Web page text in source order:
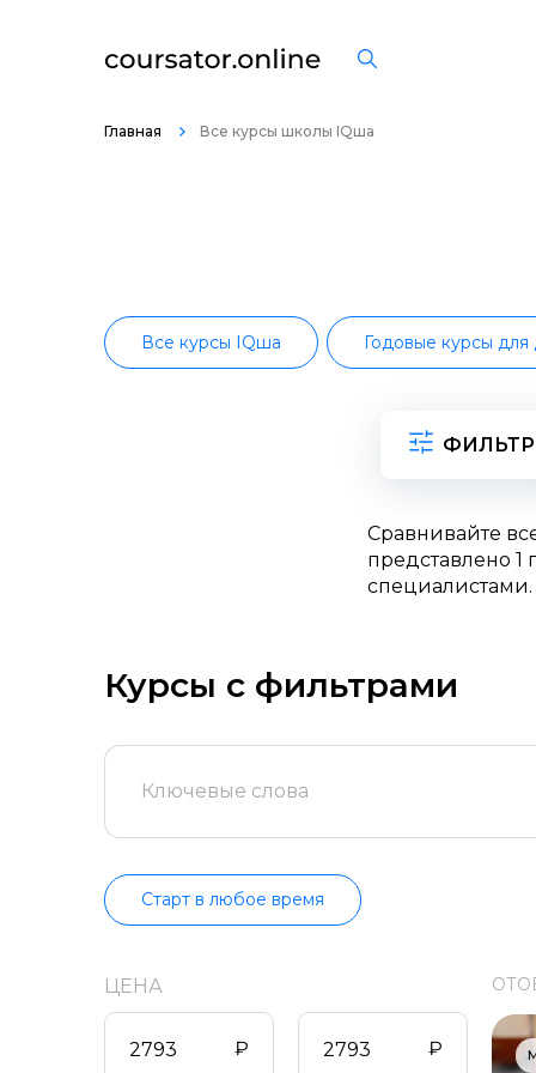
Главная Все курсы школы IQша
Все курсы IQша Годовые курсы для
Сравнивайте
представлено 1
Курсы с фильтрами
Старт в любое время
ЦЕНА
₽ ₽